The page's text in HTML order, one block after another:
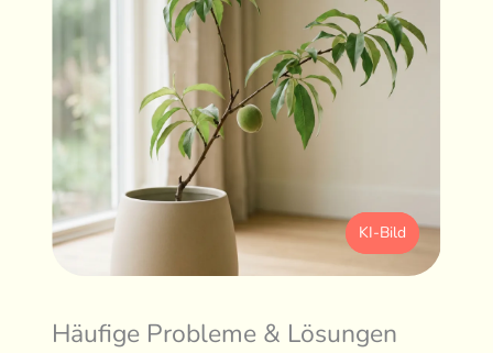
KI-Bild
Häufige Probleme & Lösungen